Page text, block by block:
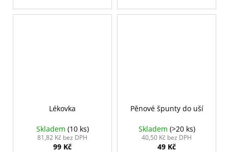
Lékovka
Skladem (10 ks)
81,82 Kč bez DPH
99 Kč
Pěnové špunty do uší
Skladem (>20 ks)
40,50 Kč bez DPH
49 Kč